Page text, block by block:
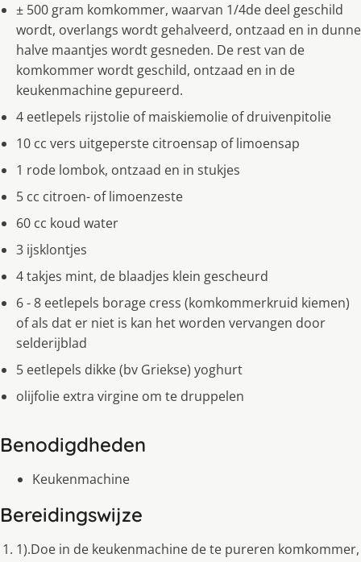
± 500 gram komkommer, waarvan 1/4de deel geschild
wordt, overlangs wordt gehalveerd, ontzaad en in dunne
halve maantjes wordt gesneden. De rest van de
komkommer wordt geschild, ontzaad en in de
keukenmachine gepureerd.
4 eetlepels rijstolie of maiskiemolie of druivenpitolie
10 cc vers uitgeperste citroensap of limoensap
1 rode lombok, ontzaad en in stukjes
5 cc citroen- of limoenzeste
60 cc koud water
3 ijsklontjes
4 takjes mint, de blaadjes klein gescheurd
6 - 8 eetlepels borage cress (komkommerkruid kiemen)
of als dat er niet is kan het worden vervangen door
selderijblad
5 eetlepels dikke (bv Griekse) yoghurt
olijfolie extra virgine om te druppelen
Benodigdheden
Keukenmachine
Bereidingswijze
1).Doe in de keukenmachine de te pureren komkommer,